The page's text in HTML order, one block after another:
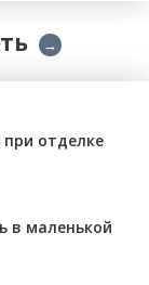
→
отделке
в маленькой